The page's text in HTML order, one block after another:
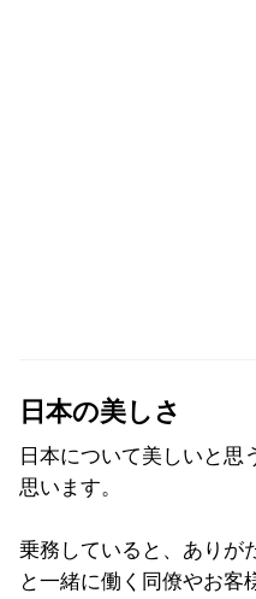
日本の美しさ
日本について美しいと思
思います。
乗務していると、ありが
と一緒に働く同僚やお客